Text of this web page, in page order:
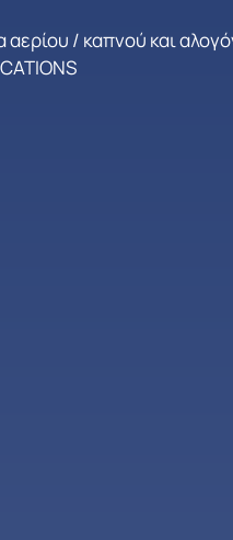
/ καπνού και